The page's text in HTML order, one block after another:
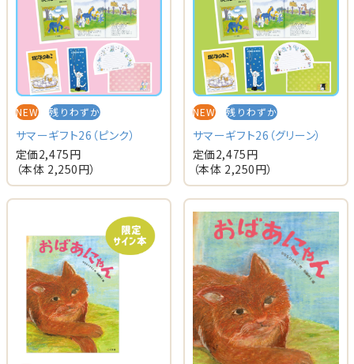
NEW 残りわずか
サマーギフト26（ピンク）
定価2,475円
（本体 2,250円）
NEW 残りわずか
サマーギフト26（グリーン）
定価2,475円
（本体 2,250円）